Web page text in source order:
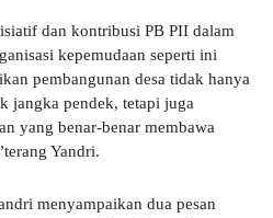
dan kontribusi PB PII dalam
kepemudaan seperti ini
pembangunan desa tidak hanya
jangka pendek, tetapi juga
yang benar-benar membawa
Yandri.
menyampaikan dua pesan